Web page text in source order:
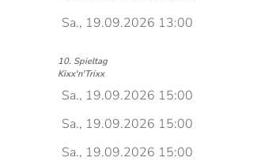
Sa., 19.09.2026 13:00
10. Spieltag
Kixx'n'Trixx
Sa., 19.09.2026 15:00
Sa., 19.09.2026 15:00
Sa., 19.09.2026 15:00